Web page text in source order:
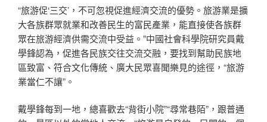
“旅游促‘三交’，不可忽視促進經濟交流的優勢。旅游業是擴
大各族群眾就業和改善民生的富民產業，能直接使各族群
眾在旅游經濟供需交流中受益。”中國社會科學院研究員戴
學鋒認為，促進各民族交往交流交融，要找到幫助民族地
區致富、符合文化傳統、廣大民眾喜聞樂見的途徑，“旅游
業當仁不讓”。
戴學鋒每到一地，總喜歡去“背街小院”“尋常巷陌”，跟普通